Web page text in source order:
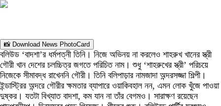
📸 Download News PhotoCard
বলিউড ‘বাদশা’র ধর্মপত্নী তিনি। নিজে অভিনয় না করলেও শাহরুখ খানের স্ত্রী
গৌরী খান দেশের চলচ্চিত্র জগতে পরিচিত নাম। শুধু ‘শাহরুখের স্ত্রী’ পরিচয়ে
নিজেকে সীমাবদ্ধ রাখেননি গৌরী। তিনি বলিপাড়ার নামজাদা অন্দরসজ্জা শিল্পী।
ইন্ডাস্ট্রির অন্দরে গৌরীর ক্ষমতার ব্যাপারে ওয়াকিবহাল নন, এমন লোক খুঁজে পাওয়া
দুষ্কর। যতটা বিখ্যাত বাদশা, কম যান না তাঁর বেগমও। সারাক্ষণ রয়েছেন